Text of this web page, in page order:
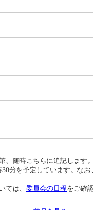
、随時こちらに追記します
分を予定しています。な
ては、 委員会の日程をご確